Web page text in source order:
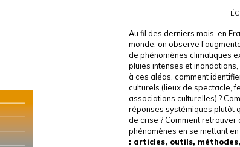
Au fil des derniers mois, en
monde, on observe
de phénomènes climatiques
pluies intenses et
à ces aléas, comment
culturels (lieux de spectacle,
associations culturelles) ?
réponses systémiques plutôt
de crise ? Comment retrouver
phénomènes en se mettant en
: articles, outils,